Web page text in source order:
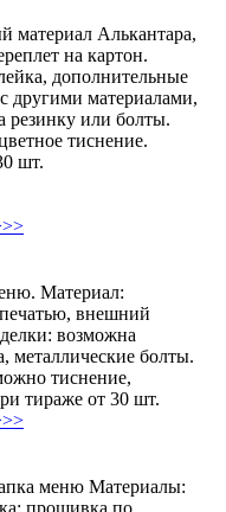
материал Алькантара,
на картон.
дополнительные
другими материалами,
резинку или болты.
тиснение.
шт.
Материал:
внешний
возможна
металлические болты.
тиснение,
тираже от 30 шт.
меню Материалы:
прошивка по